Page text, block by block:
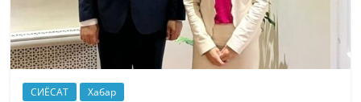
СИЁСАТ Хабар